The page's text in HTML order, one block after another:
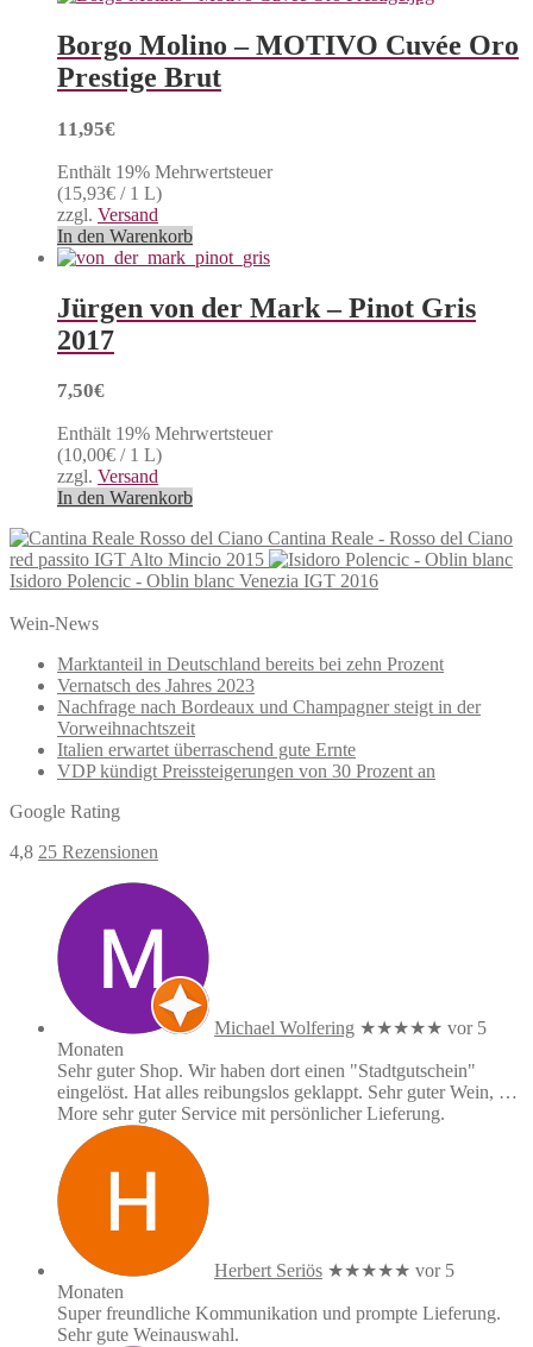
Borgo Molino – MOTIVO Cuvée Oro
Prestige Brut
11,95€
Enthält 19% Mehrwertsteuer
(15,93€ / 1 L)
zzgl. Versand
In den Warenkorb
Jürgen von der Mark – Pinot Gris
2017
7,50€
Enthält 19% Mehrwertsteuer
(10,00€ / 1 L)
zzgl. Versand
In den Warenkorb
Cantina Reale - Rosso del Ciano
red passito IGT Alto Mincio 2015
Isidoro Polencic - Oblin blanc Venezia IGT 2016
Wein-News
Marktanteil in Deutschland bereits bei zehn Prozent
Vernatsch des Jahres 2023
Nachfrage nach Bordeaux und Champagner steigt in der
Vorweihnachtszeit
Italien erwartet überraschend gute Ernte
VDP kündigt Preissteigerungen von 30 Prozent an
Google Rating
4,8 25 Rezensionen
Michael Wolfering ★★★★★ vor 5
Monaten
Sehr guter Shop. Wir haben dort einen "Stadtgutschein"
eingelöst. Hat alles reibungslos geklappt. Sehr guter Wein, …
More sehr guter Service mit persönlicher Lieferung.
Herbert Seriös ★★★★★ vor 5
Monaten
Super freundliche Kommunikation und prompte Lieferung.
Sehr gute Weinauswahl.